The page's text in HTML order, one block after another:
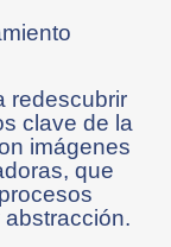
redescubrir
clave de la
imágenes
que